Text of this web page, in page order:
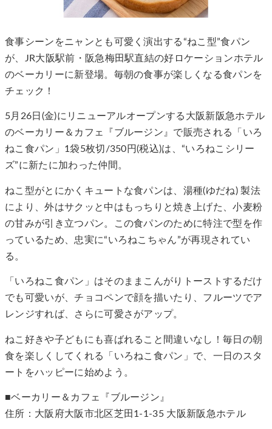
食事シーンをニャンとも可愛く演出する“ねこ型”食パン
が、JR大阪駅前・阪急梅田駅直結の好ロケーションホテル
のベーカリーに新登場。毎朝の食事が楽しくなる食パンを
チェック！
5月26日(金)にリニューアルオープンする大阪新阪急ホテル
のベーカリー＆カフェ『ブルージン』で販売される「いろ
ねこ食パン」1袋5枚切/350円(税込)は、“いろねこシリー
ズ”に新たに加わった仲間。
ねこ型がとにかくキュートな食パンは、湯種(ゆだね) 製法
により、外はサクッと中はもっちりと焼き上げた、小麦粉
の甘みが引き立つパン。この食パンのために特注で型を作
っているため、忠実に“いろねこちゃん”が再現されてい
る。
「いろねこ食パン」はそのままこんがりトーストするだけ
でも可愛いが、チョコペンで顔を描いたり、フルーツでア
レンジすれば、さらに可愛さがアップ。
ねこ好きや子どもにも喜ばれること間違いなし！毎日の朝
食を楽しくしてくれる「いろねこ食パン」で、一日のスタ
ートをハッピーに始めよう。
■ベーカリー＆カフェ『ブルージン』
住所：大阪府大阪市北区芝田1-1-35 大阪新阪急ホテル